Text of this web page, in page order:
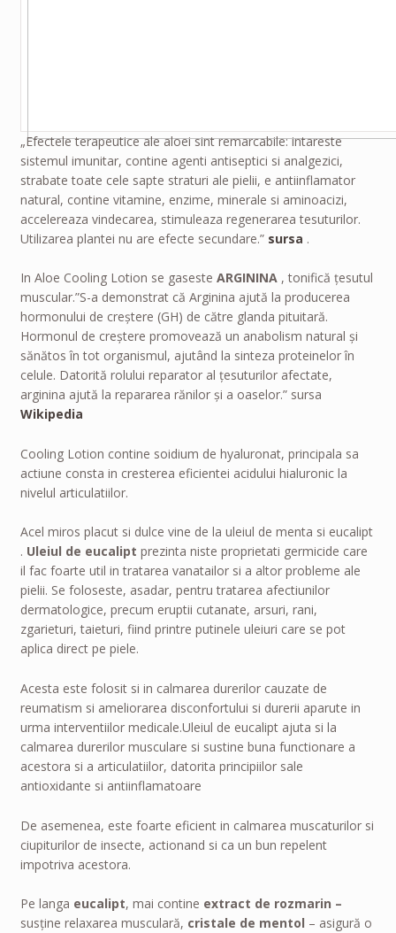
„Efectele terapeutice ale aloei sint remarcabile: intareste
sistemul imunitar, contine agenti antiseptici si analgezici,
strabate toate cele sapte straturi ale pielii, e antiinflamator
natural, contine vitamine, enzime, minerale si aminoacizi,
accelereaza vindecarea, stimuleaza regenerarea tesuturilor.
Utilizarea plantei nu are efecte secundare.” sursa .
In Aloe Cooling Lotion se gaseste ARGININA, tonifică țesutul
muscular.”S-a demonstrat că Arginina ajută la producerea
hormonului de creștere (GH) de către glanda pituitară.
Hormonul de creștere promovează un anabolism natural și
sănătos în tot organismul, ajutând la sinteza proteinelor în
celule. Datorită rolului reparator al țesuturilor afectate,
arginina ajută la repararea rănilor și a oaselor.” sursa
Wikipedia
Cooling Lotion contine soidium de hyaluronat, principala sa
actiune consta in cresterea eficientei acidului hialuronic la
nivelul articulatiilor.
Acel miros placut si dulce vine de la uleiul de menta si eucalipt
. Uleiul de eucalipt prezinta niste proprietati germicide care
il fac foarte util in tratarea vanatailor si a altor probleme ale
pielii. Se foloseste, asadar, pentru tratarea afectiunilor
dermatologice, precum eruptii cutanate, arsuri, rani,
zgarieturi, taieturi, fiind printre putinele uleiuri care se pot
aplica direct pe piele.
Acesta este folosit si in calmarea durerilor cauzate de
reumatism si ameliorarea disconfortului si durerii aparute in
urma interventiilor medicale.Uleiul de eucalipt ajuta si la
calmarea durerilor musculare si sustine buna functionare a
acestora si a articulatiilor, datorita principiilor sale
antioxidante si antiinflamatoare
De asemenea, este foarte eficient in calmarea muscaturilor si
ciupiturilor de insecte, actionand si ca un bun repelent
impotriva acestora.
Pe langa eucalipt, mai contine extract de rozmarin –
susține relaxarea musculară, cristale de mentol – asigură o